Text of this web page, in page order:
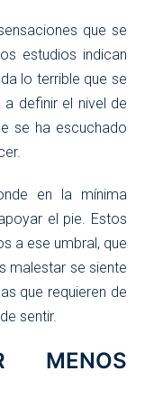
que se
estudios indican
lo terrible que se
definir el nivel de
se ha escuchado
en la mínima
el pie. Estos
a ese umbral, que
malestar se siente
que requieren de
sentir.
MENOS